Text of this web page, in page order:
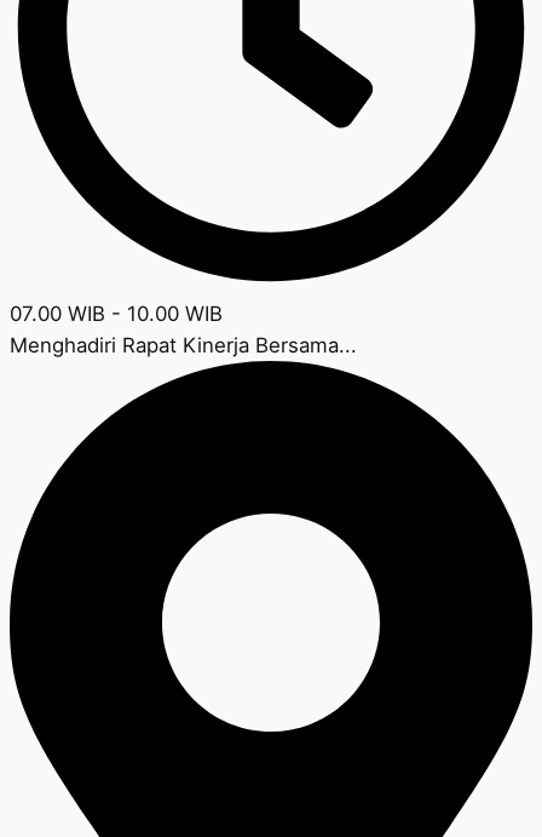
07.00 WIB - 10.00 WIB
Menghadiri Rapat Kinerja Bersama...